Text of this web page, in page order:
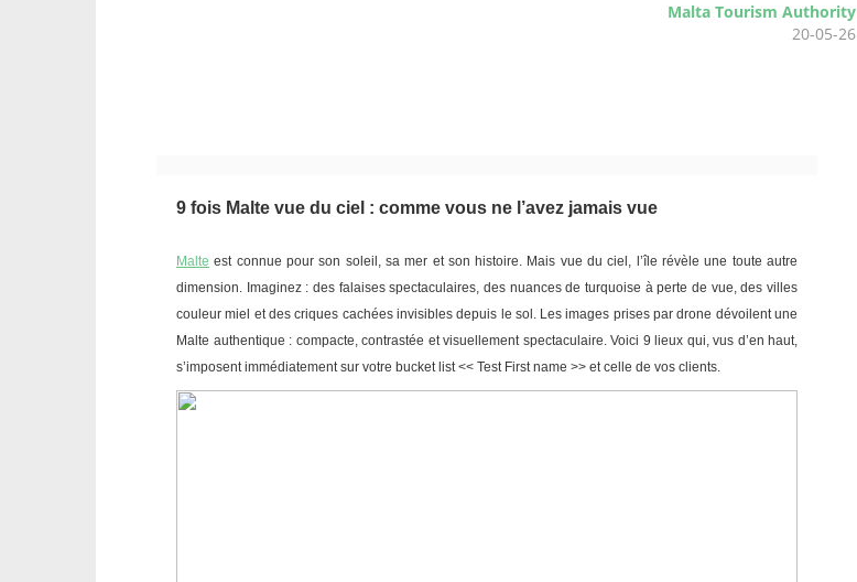
Malta Tourism Authority
20-05-26
9 fois Malte vue du ciel : comme vous ne l’avez jamais vue
Malte est connue pour son soleil, sa mer et son histoire. Mais vue du ciel, l’île révèle une toute autre
dimension. Imaginez : des falaises spectaculaires, des nuances de turquoise à perte de vue, des villes
couleur miel et des criques cachées invisibles depuis le sol. Les images prises par drone dévoilent une
Malte authentique : compacte, contrastée et visuellement spectaculaire. Voici 9 lieux qui, vus d’en haut,
s’imposent immédiatement sur votre bucket list << Test First name >> et celle de vos clients.